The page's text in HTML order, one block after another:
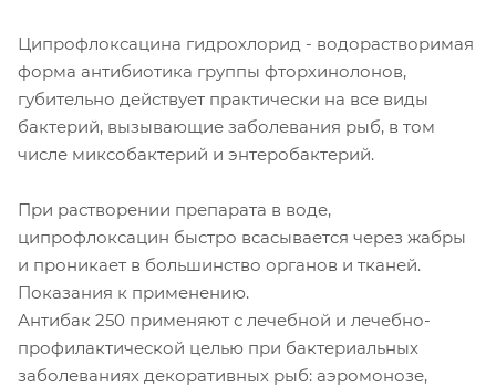
Ципрофлоксацина гидрохлорид - водорастворимая
форма антибиотика группы фторхинолонов,
губительно действует практически на все виды
бактерий, вызывающие заболевания рыб, в том
числе миксобактерий и энтеробактерий.
При растворении препарата в воде,
ципрофлоксацин быстро всасывается через жабры
и проникает в большинство органов и тканей.
Показания к применению.
Антибак 250 применяют с лечебной и лечебно-
профилактической целью при бактериальных
заболеваниях декоративных рыб: аэромонозе,